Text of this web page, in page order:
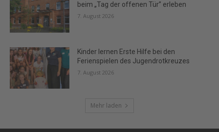
beim „Tag der offenen Tür” erleben
7. August 2026
Kinder lernen Erste Hilfe bei den
Ferienspielen des Jugendrotkreuzes
7. August 2026
Mehr laden